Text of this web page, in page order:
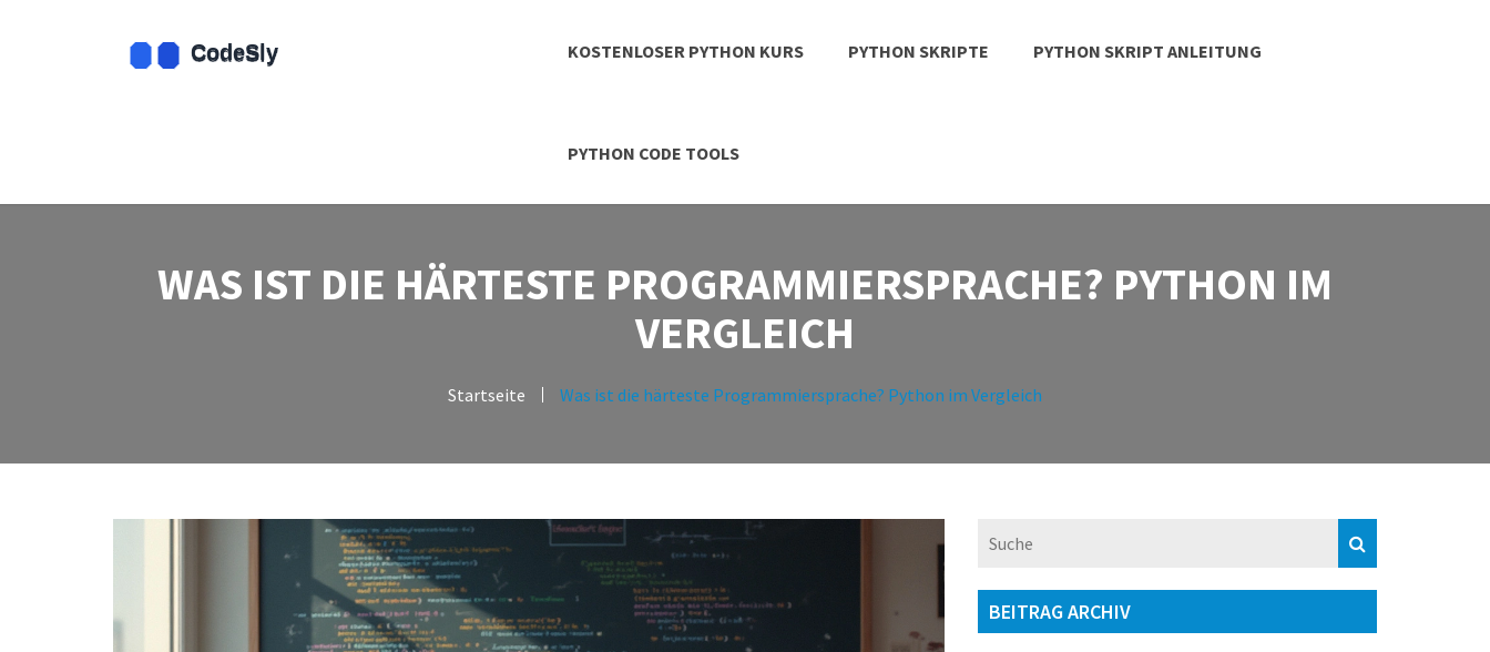
KOSTENLOSER PYTHON KURS PYTHON SKRIPTE PYTHON SKRIPT ANLEITUNG
PYTHON CODE TOOLS
WAS IST DIE HÄRTESTE PROGRAMMIERSPRACHE? PYTHON IM
VERGLEICH
Startseite Was ist die härteste Programmiersprache? Python im Vergleich
BEITRAG ARCHIV